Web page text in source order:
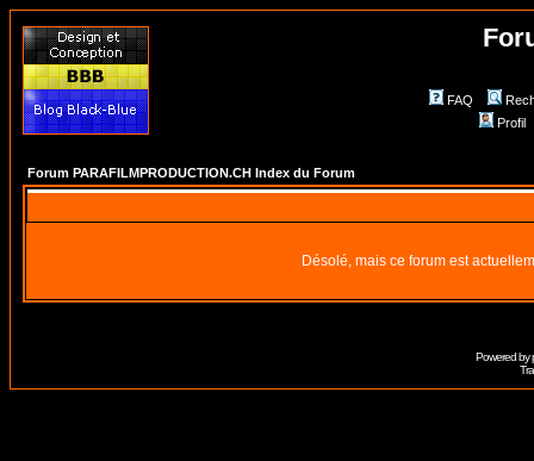
FAQ
Profil
Forum PARAFILMPRODUCTION.CH Index du Forum
Désolé, mais ce forum est
Powered by